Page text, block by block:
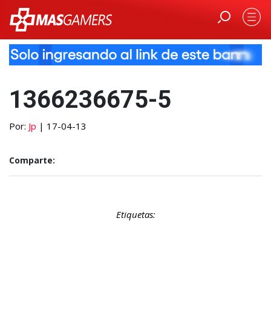
1366236675-5
Por: Jp | 17-04-13
Comparte:
Etiquetas: